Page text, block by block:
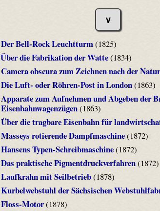
∨
Der Bell-Rock Leuchtturm(1825)
Über die Fabrikation der Watte(1834)
Camera obscura zum Zeichnen nach der Natur
Die Luft- oder Röhren-Post in London(1863)
Apparate zum Aufnehmen und Abgeben der
Eisenbahnwagenzügen(1863)
Über die tragbare Eisenbahn für
Masseys rotierende Dampfmaschine(1872)
Hansens Typen-Schreibmaschine(1872)
Das praktische Pigmentdruckverfahren(1872)
Laufkrahn mit Seilbetrieb(1878)
Kurbelwebstuhl der Sächsischen
Floss-Motor(1878)